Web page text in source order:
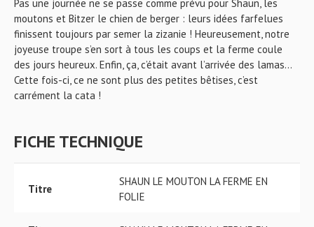
Pas une journée ne se passe comme prévu pour Shaun, les
moutons et Bitzer le chien de berger : leurs idées farfelues
finissent toujours par semer la zizanie ! Heureusement, notre
joyeuse troupe s’en sort à tous les coups et la ferme coule
des jours heureux. Enfin, ça, c’était avant l’arrivée des lamas…
Cette fois-ci, ce ne sont plus des petites bêtises, c’est
carrément la cata !
FICHE TECHNIQUE
Titre
SHAUN LE MOUTON LA FERME EN
FOLIE